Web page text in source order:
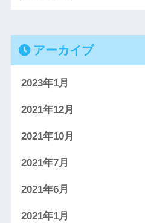
アーカイブ
2023年1月
2021年12月
2021年10月
2021年7月
2021年6月
2021年1月